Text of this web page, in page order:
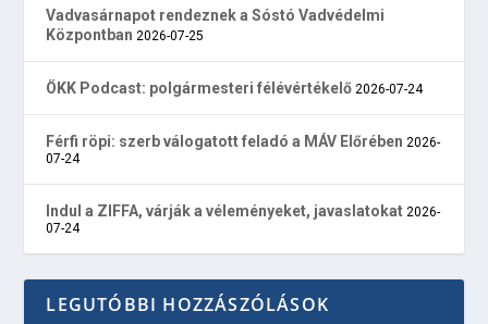
Vadvasárnapot rendeznek a Sóstó Vadvédelmi
Központban 2026-07-25
ÖKK Podcast: polgármesteri félévértékelő 2026-07-24
Férfi röpi: szerb válogatott feladó a MÁV Előrében 2026-
07-24
Indul a ZIFFA, várják a véleményeket, javaslatokat 2026-
07-24
LEGUTÓBBI HOZZÁSZÓLÁSOK